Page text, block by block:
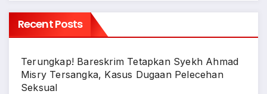
Recent Posts
Terungkap! Bareskrim Tetapkan Syekh Ahmad
Misry Tersangka, Kasus Dugaan Pelecehan
Seksual